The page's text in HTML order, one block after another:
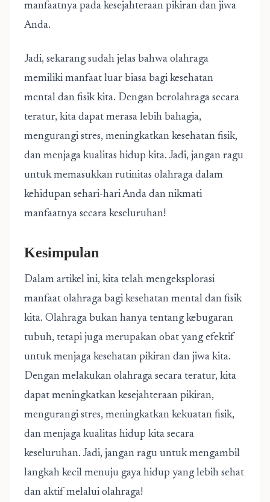
manfaatnya pada kesejahteraan pikiran dan jiwa
Anda.
Jadi, sekarang sudah jelas bahwa olahraga
memiliki manfaat luar biasa bagi kesehatan
mental dan fisik kita. Dengan berolahraga secara
teratur, kita dapat merasa lebih bahagia,
mengurangi stres, meningkatkan kesehatan fisik,
dan menjaga kualitas hidup kita. Jadi, jangan ragu
untuk memasukkan rutinitas olahraga dalam
kehidupan sehari-hari Anda dan nikmati
manfaatnya secara keseluruhan!
Kesimpulan
Dalam artikel ini, kita telah mengeksplorasi
manfaat olahraga bagi kesehatan mental dan fisik
kita. Olahraga bukan hanya tentang kebugaran
tubuh, tetapi juga merupakan obat yang efektif
untuk menjaga kesehatan pikiran dan jiwa kita.
Dengan melakukan olahraga secara teratur, kita
dapat meningkatkan kesejahteraan pikiran,
mengurangi stres, meningkatkan kekuatan fisik,
dan menjaga kualitas hidup kita secara
keseluruhan. Jadi, jangan ragu untuk mengambil
langkah kecil menuju gaya hidup yang lebih sehat
dan aktif melalui olahraga!